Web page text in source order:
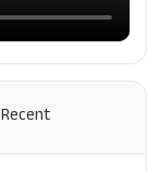
Recent